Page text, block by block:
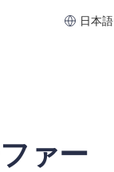
日本語
ァー